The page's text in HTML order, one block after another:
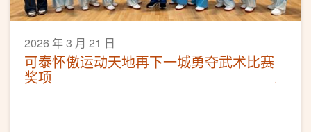
2026 年 3 月 21 日
可泰怀傲运动天地再下一城勇夺武术比赛
奖项